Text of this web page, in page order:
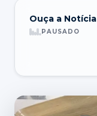
Ouça a Notícia
PAUSADO